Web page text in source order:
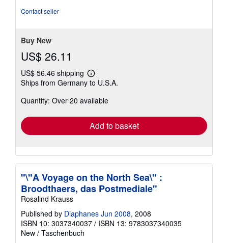
Contact seller
Buy New
US$ 26.11
US$ 56.46 shipping
Learn
more
shipping
Ships from Germany to U.S.A.
Quantity: Over 20 available
Add to basket
"\"A Voyage on the North Sea\" :
Broodthaers, das Postmediale"
Rosalind Krauss
Published by Diaphanes Jun 2008, 2008
ISBN 10: 3037340037 / ISBN 13: 9783037340035
New / Taschenbuch